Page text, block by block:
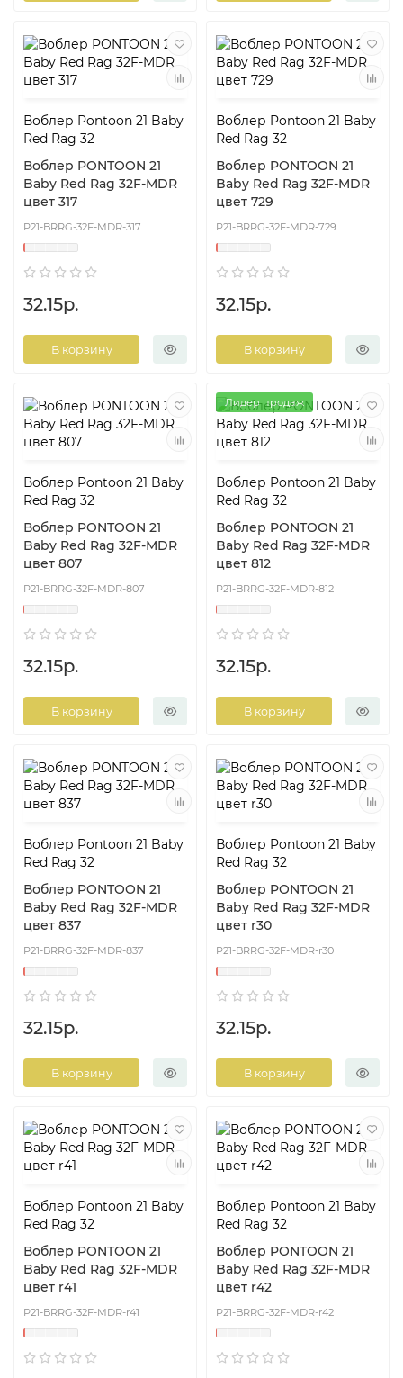
Воблер Pontoon 21 Baby
Red Rag 32
Воблер PONTOON 21
Baby Red Rag 32F-MDR
цвет 317
P21-BRRG-32F-MDR-317
32.15р.
В корзину
Воблер Pontoon 21 Baby
Red Rag 32
Воблер PONTOON 21
Baby Red Rag 32F-MDR
цвет 729
P21-BRRG-32F-MDR-729
32.15р.
В корзину
Воблер Pontoon 21 Baby
Red Rag 32
Воблер PONTOON 21
Baby Red Rag 32F-MDR
цвет 807
P21-BRRG-32F-MDR-807
32.15р.
В корзину
Лидер продаж
Воблер Pontoon 21 Baby
Red Rag 32
Воблер PONTOON 21
Baby Red Rag 32F-MDR
цвет 812
P21-BRRG-32F-MDR-812
32.15р.
В корзину
Воблер Pontoon 21 Baby
Red Rag 32
Воблер PONTOON 21
Baby Red Rag 32F-MDR
цвет 837
P21-BRRG-32F-MDR-837
32.15р.
В корзину
Воблер Pontoon 21 Baby
Red Rag 32
Воблер PONTOON 21
Baby Red Rag 32F-MDR
цвет r30
P21-BRRG-32F-MDR-r30
32.15р.
В корзину
Воблер Pontoon 21 Baby
Red Rag 32
Воблер PONTOON 21
Baby Red Rag 32F-MDR
цвет r41
P21-BRRG-32F-MDR-r41
Воблер Pontoon 21 Baby
Red Rag 32
Воблер PONTOON 21
Baby Red Rag 32F-MDR
цвет r42
P21-BRRG-32F-MDR-r42